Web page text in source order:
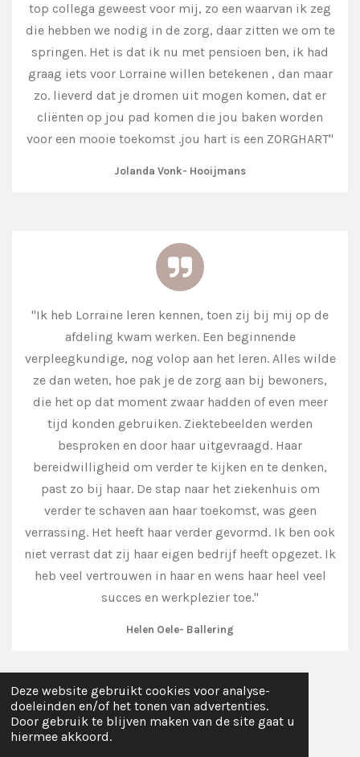
Deze website gebruikt cookies voor analyse-
doeleinden en/of het tonen van advertenties.
Door gebruik te blijven maken van de site gaat u
hiermee akkoord.
top collega geweest voor mij, zo een waarvan ik zeg
die hebben we nodig in de zorg, daar zitten we om te
springen. Het is dat ik nu met pensioen ben, ik had
graag iets voor Lorraine willen betekenen , dan maar
zo. lieverd dat je dromen uit mogen komen, dat er
cliënten op jou pad komen die jou baken worden
voor een mooie toekomst .jou hart is een ZORGHART"
Jolanda Vonk- Hooijmans
"Ik heb Lorraine leren kennen, toen zij bij mij op de
afdeling kwam werken. Een beginnende
verpleegkundige, nog volop aan het leren. Alles wilde
ze dan weten, hoe pak je de zorg aan bij bewoners,
die het op dat moment zwaar hadden of even meer
tijd konden gebruiken. Ziektebeelden werden
besproken en door haar uitgevraagd. Haar
bereidwilligheid om verder te kijken en te denken,
past zo bij haar. De stap naar het ziekenhuis om
verder te schaven aan haar toekomst, was geen
verrassing. Het heeft haar verder gevormd. Ik ben ook
niet verrast dat zij haar eigen bedrijf heeft opgezet. Ik
heb veel vertrouwen in haar en wens haar heel veel
succes en werkplezier toe."
Helen Oele- Ballering
Lorraine's Care